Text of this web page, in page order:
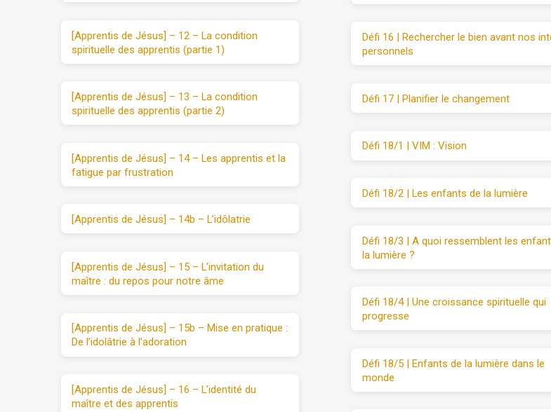
[Apprentis de Jésus] – 12 – La condition
spirituelle des apprentis (partie 1)
[Apprentis de Jésus] – 13 – La condition
spirituelle des apprentis (partie 2)
[Apprentis de Jésus] – 14 – Les apprentis et la
fatigue par frustration
[Apprentis de Jésus] – 14b – L’idôlatrie
[Apprentis de Jésus] – 15 – L’invitation du
maître : du repos pour notre âme
[Apprentis de Jésus] – 15b – Mise en pratique :
De l’idolâtrie à l’adoration
[Apprentis de Jésus] – 16 – L’identité du
maître et des apprentis
Défi 16 | Rechercher le bien avant nos
personnels
Défi 17 | Planifier le changement
Défi 18/1 | VIM : Vision
Défi 18/2 | Les enfants de la lumière
Défi 18/3 | A quoi ressemblent les
la lumière ?
Défi 18/4 | Une croissance spirituelle qui
progresse
Défi 18/5 | Enfants de la lumière dans le
monde